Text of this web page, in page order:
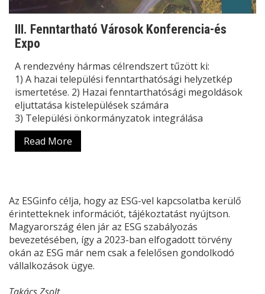
III. Fenntartható Városok Konferencia-és
Expo
A rendezvény hármas célrendszert tűzött ki:
1) A hazai települési fenntarthatósági helyzetkép
ismertetése. 2️) Hazai fenntarthatósági megoldások
eljuttatása kistelepülések számára
3️) Települési önkormányzatok integrálása
Read More
Az ESGinfo célja, hogy az ESG-vel kapcsolatba kerülő
érintetteknek információt, tájékoztatást nyújtson.
Magyarország élen jár az ESG szabályozás
bevezetésében, így a 2023-ban elfogadott törvény
okán az ESG már nem csak a felelősen gondolkodó
vállalkozások ügye.